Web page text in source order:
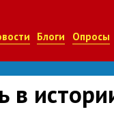
Блоги Опросы
в